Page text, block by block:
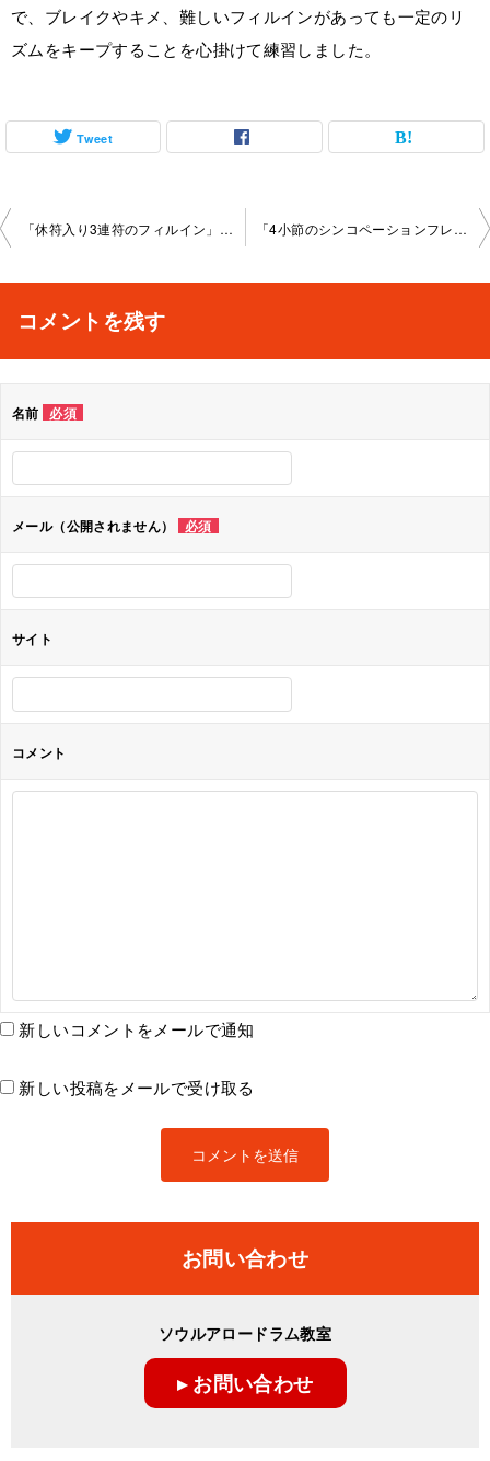
で、ブレイクやキメ、難しいフィルインがあっても一定のリ
ズムをキープすることを心掛けて練習しました。
Tweet
投
ビ
シ
ョ
ン
「休符入り3連符のフィルイン」池袋教室2023-03-08-no0014-1041 「4小節のシンコペーションフレーズ」池袋教室2023-03-25-no0014-1044
コメントを残す
名前 必須
メール（公開されません） 必須
サイト
コメント
新しいコメントをメールで通知
新しい投稿をメールで受け取る
お問い合わせ
ソウルアロードラム教室
▸ お問い合わせ